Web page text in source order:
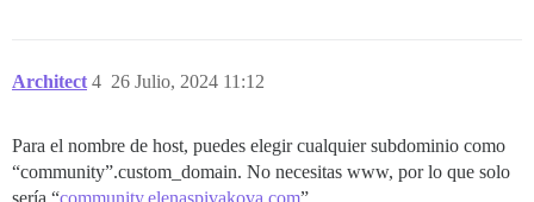
Architect 26 Julio, 2024 11:12
4
Para el nombre de host, puedes elegir cualquier subdominio como
“community”.custom_domain. No necesitas www, por lo que solo
sería “community.elenaspivakova.com”